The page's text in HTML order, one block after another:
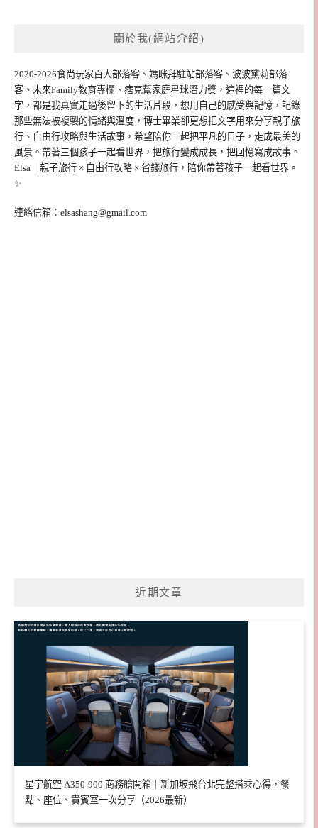
關於我(網站介紹)
2020-2026食尚玩家百大部落客、媽咪拜駐站部落客、波波黛莉部落
客、未來Family教育專欄、痞克幫家庭星球潛力獎，這裡的每一篇文
字，都是我真實走過後留下的生活片段，想用自己的感受與記憶，記錄
那些無法被複製的情緒與溫度，博士畢業卻更想把文字用來分享親子旅
行、自由行攻略與生活故事，希望陪你一起把平凡的日子，走成最美的
風景。帶著三個孩子一起看世界，把旅行變成成長，把回憶寫成故事。
Elsa｜親子旅行 × 自由行攻略 × 省錢旅行，陪你帶著孩子一起看世界。
✨
連絡信箱： elsashang@gmail.com
近期文章
星宇航空 A350-900 商務艙開箱｜新加坡飛台北完整搭乘心得，餐
點、座位、貴賓室一次分享（2026最新）